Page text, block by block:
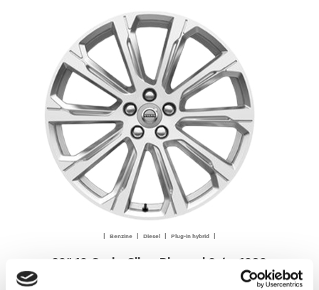
| Benzine | Diesel | Plug-in hybrid |
20″ 10-Spoke Silver Diamond Cut – 1030